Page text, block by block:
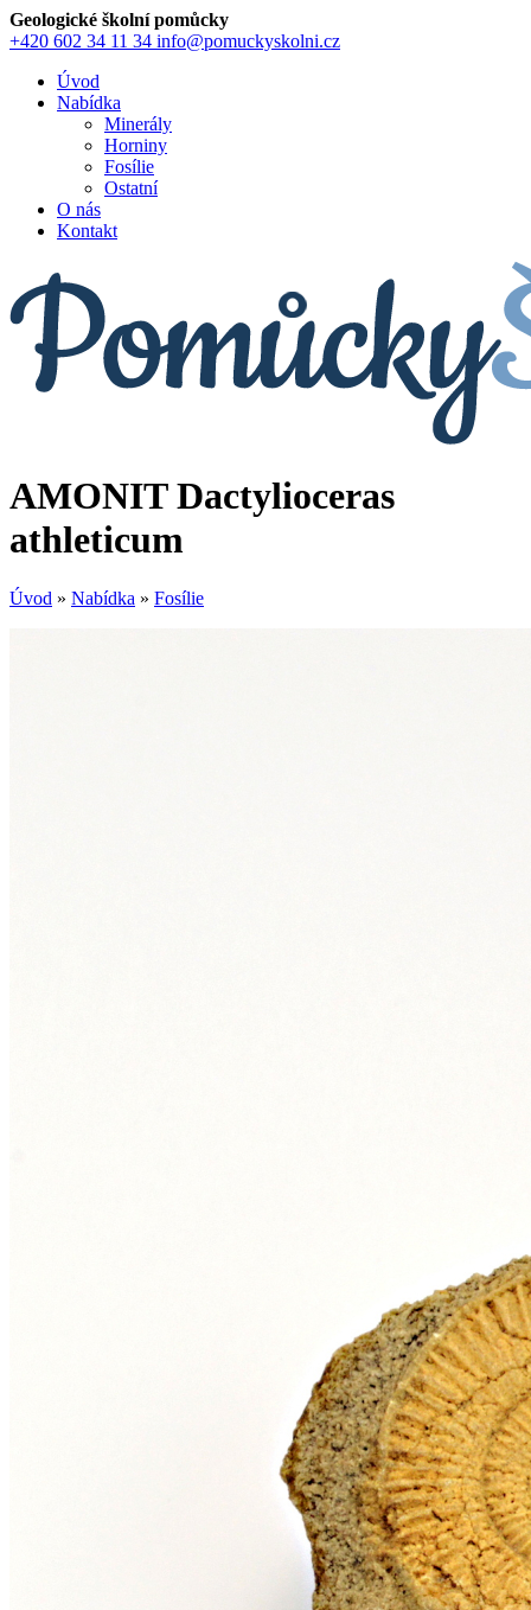
Geologické školní pomůcky
+420 602 34 11 34 info@pomuckyskolni.cz
Úvod
Nabídka
Minerály
Horniny
Fosílie
Ostatní
O nás
Kontakt
AMONIT Dactylioceras
athleticum
Úvod » Nabídka » Fosílie